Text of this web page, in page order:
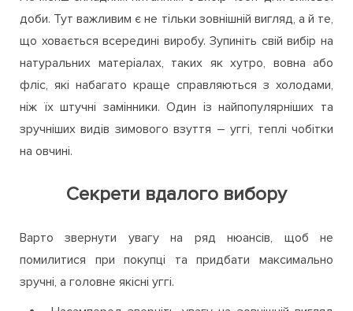
доби. Тут важливим є не тільки зовнішній вигляд, а й те,
що ховається всередині виробу. Зупиніть свій вибір на
натуральних матеріалах, таких як хутро, вовна або
фліс, які набагато краще справляються з холодами,
ніж їх штучні замінники. Один із найпопулярніших та
зручніших видів зимового взуття – уггі, теплі чобітки
на овчині.
Секрети вдалого вибору
Варто звернути увагу на ряд нюансів, щоб не
помилитися при покупці та придбати максимально
зручні, а головне якісні уггі.